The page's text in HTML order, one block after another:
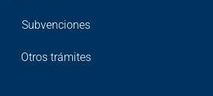
Subvenciones
Otros trámites